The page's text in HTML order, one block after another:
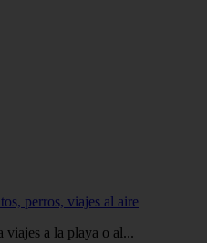
perros, viajes al aire
viajes a la playa o al...